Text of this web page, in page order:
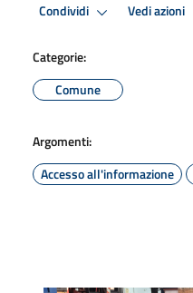
Condividi Vedi azioni
Categorie:
Comune
Argomenti:
Accesso all'informazione